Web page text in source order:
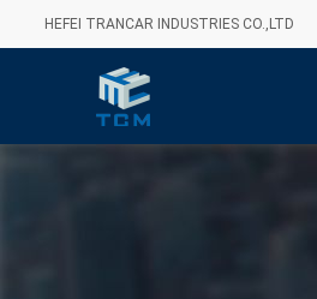
HEFEI TRANCAR INDUSTRIES CO.,LTD